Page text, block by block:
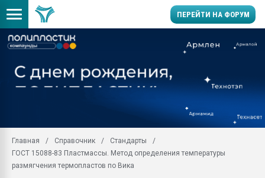
ПЕРЕЙТИ НА ФОРУМ
заводу пластмасс"
Главная Справочник
Стандарты
ГОСТ 15088-83 Пластмассы. Метод определения температуры
размягчения термопластов по Вика